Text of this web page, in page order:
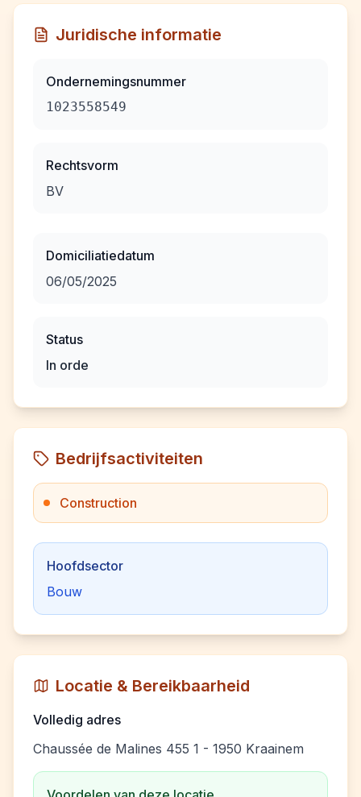
Juridische informatie
Ondernemingsnummer
1023558549
Rechtsvorm
BV
Domiciliatiedatum
06/05/2025
Status
In orde
Bedrijfsactiviteiten
Construction
Hoofdsector
Bouw
Locatie & Bereikbaarheid
Volledig adres
Chaussée de Malines 455 1 - 1950 Kraainem